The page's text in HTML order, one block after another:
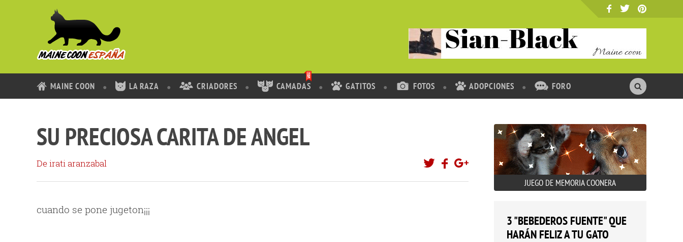
MAINE COON LA RAZA CRIADORES CAMADAS GATITOS FOTOS ADOPCIONES FORO
SU PRECIOSA CARITA DE ANGEL
De irati aranzabal
cuando se pone jugeton¡¡¡
JUEGO DE MEMORIA COONERA
3 "BEBEDEROS FUENTE" QUE
HARÁN FELIZ A TU GATO